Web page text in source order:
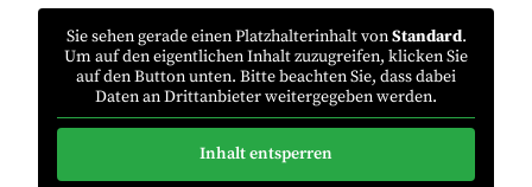
Sie sehen gerade einen Platzhalterinhalt vonStandard.
Um auf den eigentlichen Inhalt zuzugreifen, klicken Sie
auf den Button unten. Bitte beachten Sie, dass dabei
Daten an Drittanbieter weitergegeben werden.
Inhalt entsperren